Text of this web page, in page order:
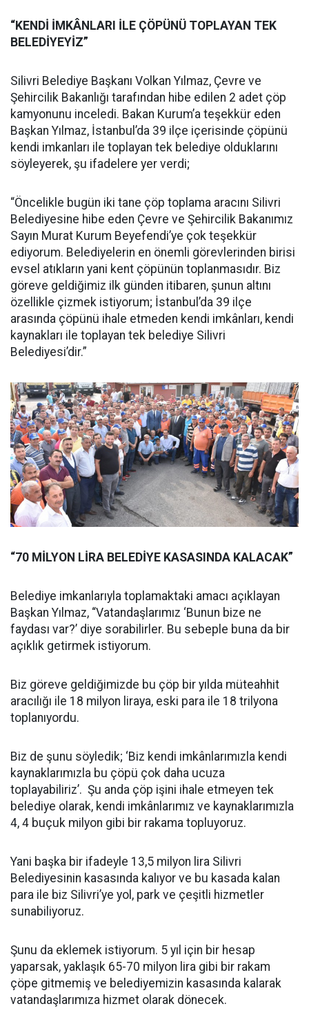
“KENDİ İMKÂNLARI İLE ÇÖPÜNÜ TOPLAYAN TEK
BELEDİYEYİZ”
Silivri Belediye Başkanı Volkan Yılmaz, Çevre ve
Şehircilik Bakanlığı tarafından hibe edilen 2 adet çöp
kamyonunu inceledi. Bakan Kurum’a teşekkür eden
Başkan Yılmaz, İstanbul’da 39 ilçe içerisinde çöpünü
kendi imkanları ile toplayan tek belediye olduklarını
söyleyerek, şu ifadelere yer verdi;
“Öncelikle bugün iki tane çöp toplama aracını Silivri
Belediyesine hibe eden Çevre ve Şehircilik Bakanımız
Sayın Murat Kurum Beyefendi’ye çok teşekkür
ediyorum. Belediyelerin en önemli görevlerinden birisi
evsel atıkların yani kent çöpünün toplanmasıdır. Biz
göreve geldiğimiz ilk günden itibaren, şunun altını
özellikle çizmek istiyorum; İstanbul’da 39 ilçe
arasında çöpünü ihale etmeden kendi imkânları, kendi
kaynakları ile toplayan tek belediye Silivri
Belediyesi’dir.”
“70 MİLYON LİRA BELEDİYE KASASINDA KALACAK”
Belediye imkanlarıyla toplamaktaki amacı açıklayan
Başkan Yılmaz, “Vatandaşlarımız ‘Bunun bize ne
faydası var?’ diye sorabilirler. Bu sebeple buna da bir
açıklık getirmek istiyorum.
Biz göreve geldiğimizde bu çöp bir yılda müteahhit
aracılığı ile 18 milyon liraya, eski para ile 18 trilyona
toplanıyordu.
Biz de şunu söyledik; ‘Biz kendi imkânlarımızla kendi
kaynaklarımızla bu çöpü çok daha ucuza
toplayabiliriz’. Şu anda çöp işini ihale etmeyen tek
belediye olarak, kendi imkânlarımız ve kaynaklarımızla
4, 4 buçuk milyon gibi bir rakama topluyoruz.
Yani başka bir ifadeyle 13,5 milyon lira Silivri
Belediyesinin kasasında kalıyor ve bu kasada kalan
para ile biz Silivri’ye yol, park ve çeşitli hizmetler
sunabiliyoruz.
Şunu da eklemek istiyorum. 5 yıl için bir hesap
yaparsak, yaklaşık 65-70 milyon lira gibi bir rakam
çöpe gitmemiş ve belediyemizin kasasında kalarak
vatandaşlarımıza hizmet olarak dönecek.